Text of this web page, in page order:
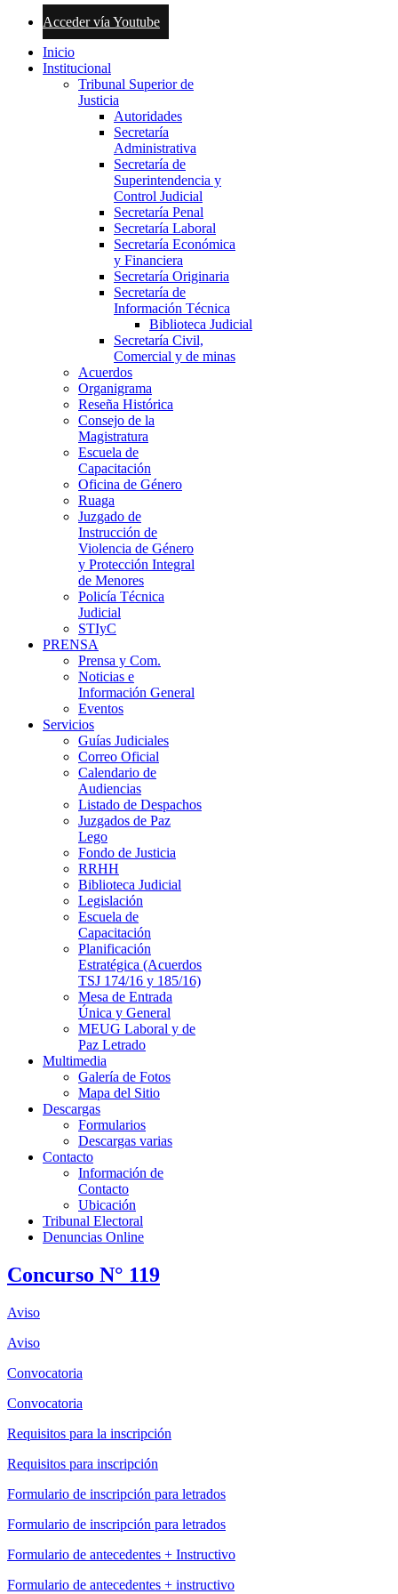
Acceder vía Youtube
Inicio
Institucional
Tribunal Superior de
Justicia
Autoridades
Secretaría
Administrativa
Secretaría de
Superintendencia y
Control Judicial
Secretaría Penal
Secretaría Laboral
Secretaría Económica
y Financiera
Secretaría Originaria
Secretaría de
Información Técnica
Biblioteca Judicial
Secretaría Civil,
Comercial y de minas
Acuerdos
Organigrama
Reseña Histórica
Consejo de la
Magistratura
Escuela de
Capacitación
Oficina de Género
Ruaga
Juzgado de
Instrucción de
Violencia de Género
y Protección Integral
de Menores
Policía Técnica
Judicial
STIyC
PRENSA
Prensa y Com.
Noticias e
Información General
Eventos
Servicios
Guías Judiciales
Correo Oficial
Calendario de
Audiencias
Listado de Despachos
Juzgados de Paz
Lego
Fondo de Justicia
RRHH
Biblioteca Judicial
Legislación
Escuela de
Capacitación
Planificación
Estratégica (Acuerdos
TSJ 174/16 y 185/16)
Mesa de Entrada
Única y General
MEUG Laboral y de
Paz Letrado
Multimedia
Galería de Fotos
Mapa del Sitio
Descargas
Formularios
Descargas varias
Contacto
Información de
Contacto
Ubicación
Tribunal Electoral
Denuncias Online
Concurso N° 119
Aviso
Aviso
Convocatoria
Convocatoria
Requisitos para la inscripción
Requisitos para inscripción
Formulario de inscripción para letrados
Formulario de inscripción para letrados
Formulario de antecedentes + Instructivo
Formulario de antecedentes + instructivo